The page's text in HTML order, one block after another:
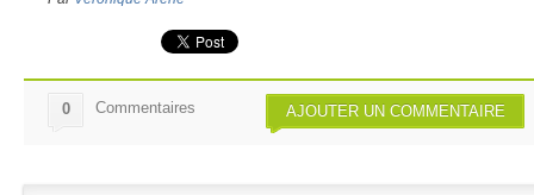
AJOUTER UN COMMENTAIRE
0 Commentaires